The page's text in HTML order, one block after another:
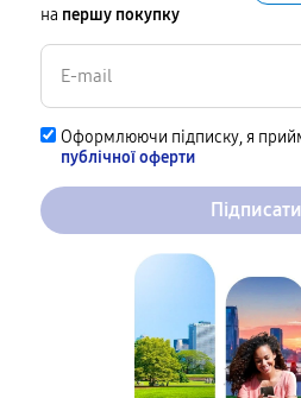
на першу покупку
Оформлюючи підписку, я
публічної оферти